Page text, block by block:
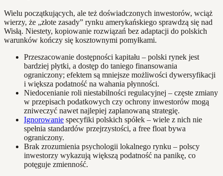
Wielu początkujących, ale też doświadczonych inwestorów, wciąż
wierzy, że „złote zasady” rynku amerykańskiego sprawdzą się nad
Wisłą. Niestety, kopiowanie rozwiązań bez adaptacji do polskich
warunków kończy się kosztownymi pomyłkami.
Przeszacowanie dostępności kapitału – polski rynek jest
bardziej płytki, a dostęp do taniego finansowania
ograniczony; efektem są mniejsze możliwości dywersyfikacji
i większa podatność na wahania płynności.
Niedocenianie roli niestabilności regulacyjnej – częste zmiany
w przepisach podatkowych czy ochrony inwestorów mogą
zniweczyć nawet najlepiej zaplanowaną strategię.
Ignorowanie specyfiki polskich spółek – wiele z nich nie
spełnia standardów przejrzystości, a free float bywa
ograniczony.
Brak zrozumienia psychologii lokalnego rynku – polscy
inwestorzy wykazują większą podatność na panikę, co
potęguje zmienność.